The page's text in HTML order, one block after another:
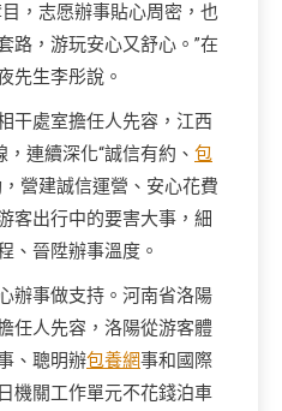
，志愿辦事貼心周密，也
路，游玩安心又舒心。”在
先生李彤說。
干處室擔任人先容，江西
連續深化“誠信有約、 包
營建誠信運營、安心花費
客出行中的要害大事，細
、晉陞辦事溫度。
辦事做支持。河南省洛陽
任人先容，洛陽從游客體
、聰明辦包養網事和國際
機關工作單元不花錢泊車